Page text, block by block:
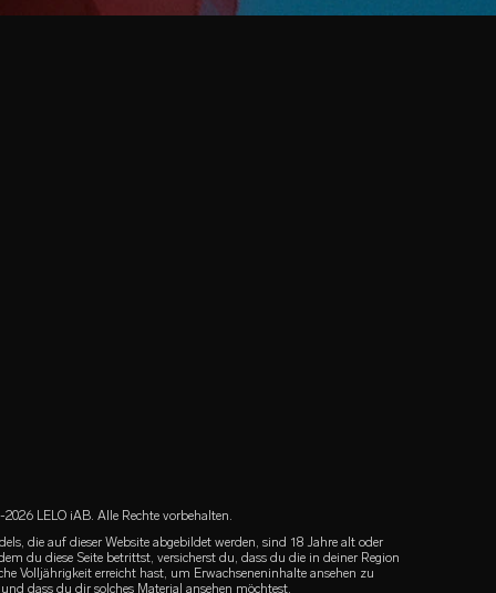
LELO iAB. Alle Rechte vorbehalten.
die auf dieser Website abgebildet werden, sind 18 Jahre alt oder
du diese Seite betrittst, versicherst du, dass du die in deiner Region
Volljährigkeit erreicht hast, um Erwachseneninhalte ansehen zu
dass du dir solches Material ansehen möchtest.